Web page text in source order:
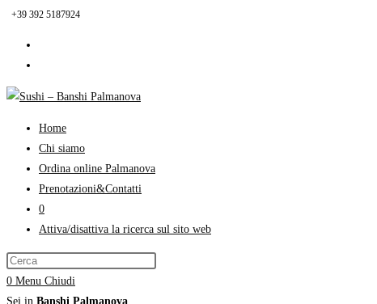
+39 392 5187924
Home
Chi siamo
Ordina online Palmanova
Prenotazioni&Contatti
0
Attiva/disattiva la ricerca sul sito web
0 Menu Chiudi
Sei in Banshi Palmanova